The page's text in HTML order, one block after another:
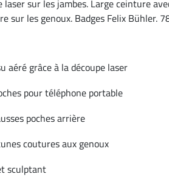
sur les jambes. Large ceinture
les genoux. Badges Felix Bühler.
aéré grâce à la découpe laser
pour téléphone portable
poches arrière
coutures aux genoux
sculptant